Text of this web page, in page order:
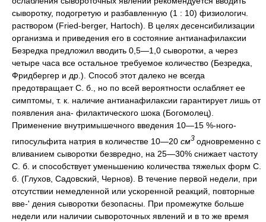
сыворотку, подогретую и разбавленную (1 : 10) физиологич.
раствором (Fried-berger, Hartoch). В целях десенсибилизации
организма и приведения его в состояние антианафилаксии
Безредка предложил вводить 0,5—1,0 сыворотки, а через
четыре часа все остальное требуемое количество (Безредка,
Фридбергер и др.). Способ этот далеко не всегда
предотвращает С. б., но по всей вероятности ослабляет ее
симптомы, т. к. наличие антианафилаксии гарантирует лишь от
появления ана- филактического шока (Богомолец).
Применение внутримышечного введения 10—15 %-ного-
гипосульфита натрия в количестве 10—20 см3 одновременно с
вливанием сыворотки безвредно, на 25—30% снижает частоту
С. б. и способствует уменьшению количества тяжелых форм С.
б. (Глухов, Садовский, Чернов). В течение первой недели, при
отсутствии немедленной или ускоренной реакций, повторные
вве-' дения сыворотки безопасны. При промежутке больше
недели или наличии сывороточных явлений и в то же время